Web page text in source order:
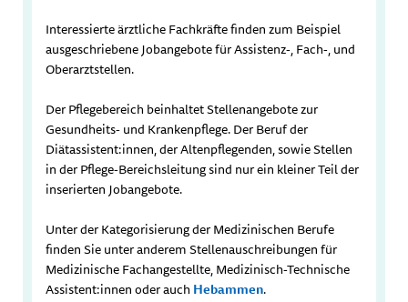
Interessierte ärztliche Fachkräfte finden zum Beispiel
ausgeschriebene Jobangebote für Assistenz-, Fach-, und
Oberarztstellen.
Der Pflegebereich beinhaltet Stellenangebote zur
Gesundheits- und Krankenpflege. Der Beruf der
Diätassistent:innen, der Altenpflegenden, sowie Stellen
in der Pflege-Bereichsleitung sind nur ein kleiner Teil der
inserierten Jobangebote.
Unter der Kategorisierung der Medizinischen Berufe
finden Sie unter anderem Stellenauschreibungen für
Medizinische Fachangestellte, Medizinisch-Technische
Assistent:innen oder auch Hebammen.